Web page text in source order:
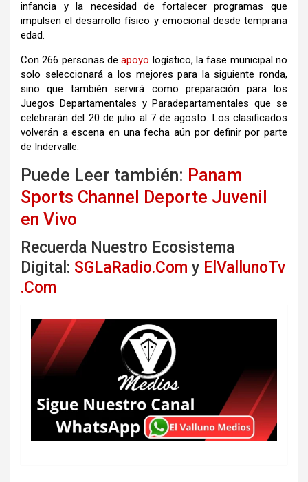
infancia y la necesidad de fortalecer programas que
impulsen el desarrollo físico y emocional desde temprana
edad.
Con 266 personas deapoyo logístico, la fase municipal no
solo seleccionará a los mejores para la siguiente ronda,
sino que también servirá como preparación para los
Juegos Departamentales y Paradepartamentales que se
celebrarán del 20 de julio al 7 de agosto. Los clasificados
volverán a escena en una fecha aún por definir por parte
de Indervalle.
Puede Leer también: Panam
Sports Channel Deporte Juvenil
en Vivo
Recuerda Nuestro Ecosistema
Digital: SGLaRadio.Com y ElVallunoTv
.Com